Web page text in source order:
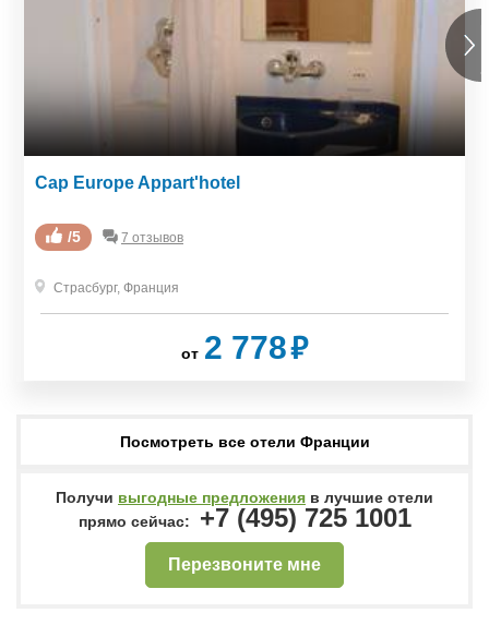
Cap Europe Appart'hotel
/5 7 отзывов
Страсбург, Франция
от 2 778₽
Посмотреть все отели Франции
Получи выгодные предложения в лучшие отели
прямо сейчас:
+7 (495) 725 1001
Перезвоните мне